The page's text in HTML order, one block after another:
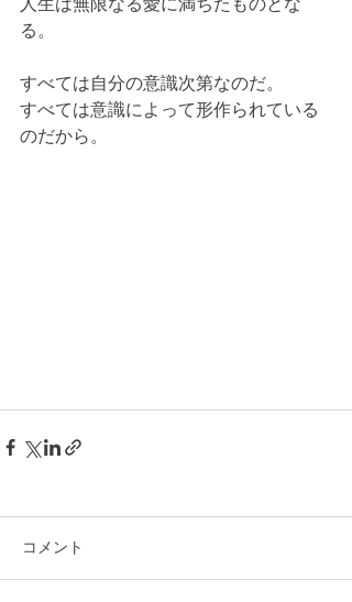
る。
すべては自分の意識次第なのだ。
すべては意識によって形作られている
のだから。
コメント